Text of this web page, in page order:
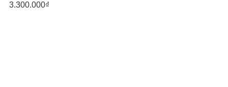
3.300.000₫